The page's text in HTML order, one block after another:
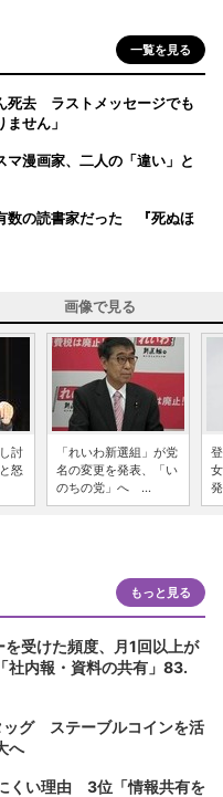
一覧を見る
死去 ラストメッセージでも
せん」
漫画家、二人の「違い」と
数の読書家だった 『死ぬほ
画像で見る
討
怒
「れいわ新選組」が党
名の変更を発表、「い
のちの党」へ ...
もっと見る
受けた頻度、月1回以上が
内報・資料の共有」83.
ッグ ステーブルコインを活
へ
くい理由 3位「情報共有を